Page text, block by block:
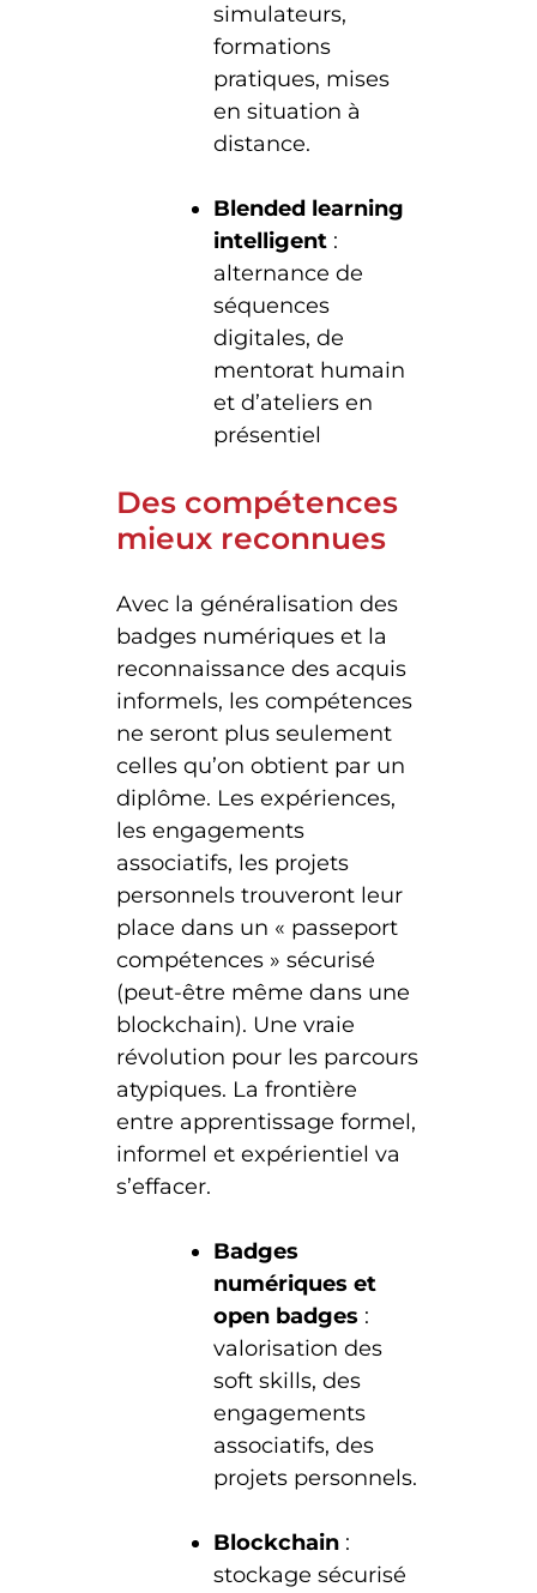
simulateurs,
formations
pratiques, mises
en situation à
distance.
Blended learning
intelligent :
alternance de
séquences
digitales, de
mentorat humain
et d’ateliers en
présentiel
Des compétences
mieux reconnues
Avec la généralisation des
badges numériques et la
reconnaissance des acquis
informels, les compétences
ne seront plus seulement
celles qu’on obtient par un
diplôme. Les expériences,
les engagements
associatifs, les projets
personnels trouveront leur
place dans un « passeport
compétences » sécurisé
(peut-être même dans une
blockchain). Une vraie
révolution pour les parcours
atypiques. La frontière
entre apprentissage formel,
informel et expérientiel va
s’effacer.
Badges
numériques et
open badges :
valorisation des
soft skills, des
engagements
associatifs, des
projets personnels.
Blockchain :
stockage sécurisé